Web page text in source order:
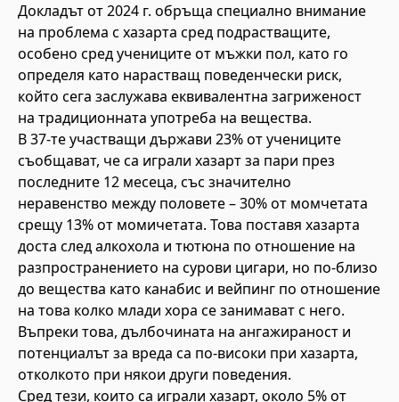
Докладът от 2024 г. обръща специално внимание
на проблема с хазарта сред подрастващите,
особено сред учениците от мъжки пол, като го
определя като нарастващ поведенчески риск,
който сега заслужава еквивалентна загриженост
на традиционната употреба на вещества.
В 37-те участващи държави 23% от учениците
съобщават, че са играли хазарт за пари през
последните 12 месеца, със значително
неравенство между половете – 30% от момчетата
срещу 13% от момичетата. Това поставя хазарта
доста след алкохола и тютюна по отношение на
разпространението на сурови цигари, но по-близо
до вещества като канабис и вейпинг по отношение
на това колко млади хора се занимават с него.
Въпреки това, дълбочината на ангажираност и
потенциалът за вреда са по-високи при хазарта,
отколкото при някои други поведения.
Сред тези, които са играли хазарт, около 5% от